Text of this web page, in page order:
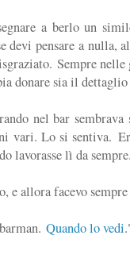
a berlo un
devi pensare a nulla,
Sempre
donare sia il
nel bar
vari. Lo si sentiva.
lavorasse lì da sempre.
allora facevo
Quando lo vedi